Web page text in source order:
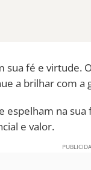
sua fé e virtude.
a brilhar com a
espelham na
e valor.